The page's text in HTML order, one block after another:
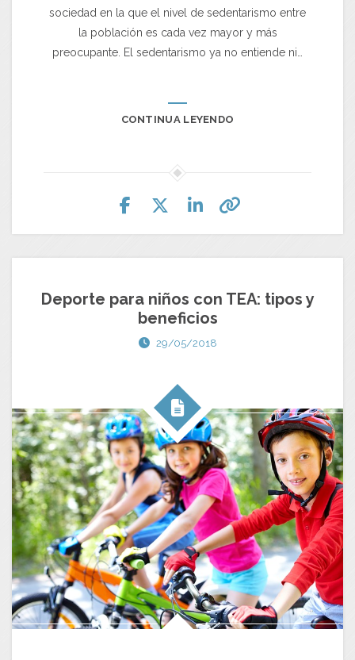
sociedad en la que el nivel de sedentarismo entre
la población es cada vez mayor y más
preocupante. El sedentarismo ya no entiende ni…
CONTINUA LEYENDO
Deporte para niños con TEA: tipos y
beneficios
29/05/2018